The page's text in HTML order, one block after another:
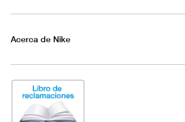
Acerca de Nike